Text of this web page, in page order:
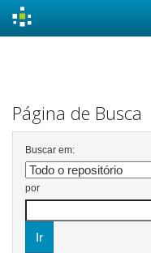
Página de Busca
Buscar em:
por